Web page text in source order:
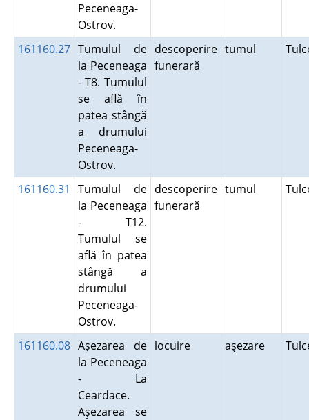
Peceneaga-
Ostrov.
161160.27 Tumulul de
la Peceneaga
- T8. Tumulul
se află în
patea stângă
a drumului
Peceneaga-
Ostrov.
descoperire
funerară
tumul
161160.31
Tumulul de
la Peceneaga
- T12.
Tumulul se
află în patea
stângă a
drumului
Peceneaga-
Ostrov.
descoperire
funerară
tumul
161160.08 Aşezarea de
la Peceneaga
- La
Ceardace.
Aşezarea se
locuire aşezare